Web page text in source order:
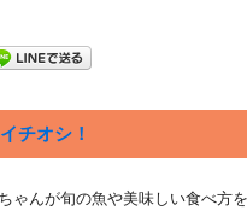
チオシ！
ゃんが旬の魚や美味しい食べ方を